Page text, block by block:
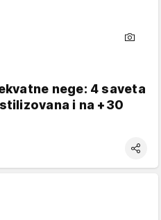
nege: 4 saveta
i na +30